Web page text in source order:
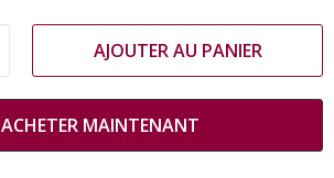
AJOUTER AU PANIER
ACHETER MAINTENANT